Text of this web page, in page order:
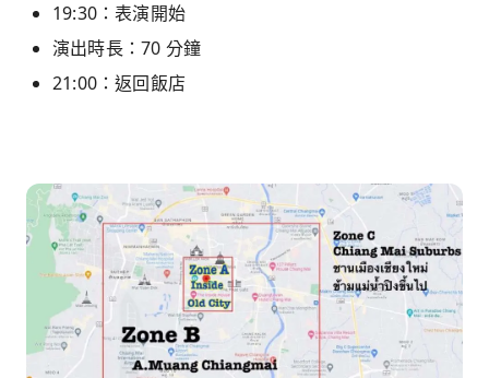
19:30：表演開始
演出時長：70 分鐘
21:00：返回飯店